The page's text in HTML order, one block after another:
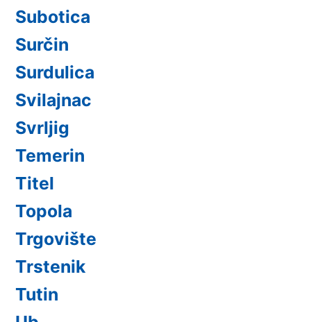
Subotica
Surčin
Surdulica
Svilajnac
Svrljig
Temerin
Titel
Topola
Trgovište
Trstenik
Tutin